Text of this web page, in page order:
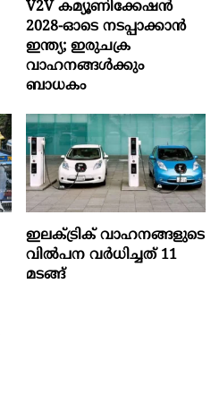
V2V കമ്യൂണിക്കേഷൻ
2028-ഓടെ നടപ്പാക്കാൻ
ഇന്ത്യ; ഇരുചക്ര
വാഹനങ്ങൾക്കും
ബാധകം
ഇലക്ട്രിക് വാഹനങ്ങളുടെ
വിൽപന വർധിച്ചത് 11
മടങ്ങ്